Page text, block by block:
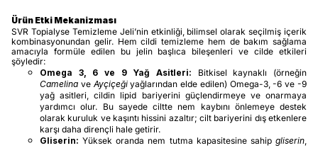
Ürün Etki Mekanizması
SVR Topialyse Temizleme Jeli’nin etkinliği, bilimsel olarak seçilmiş içerik
kombinasyonundan gelir. Hem cildi temizleme hem de bakım sağlama
amacıyla formüle edilen bu jelin başlıca bileşenleri ve cilde etkileri
şöyledir:
Omega 3, 6 ve 9 Yağ Asitleri: Bitkisel kaynaklı (örneğin
Camelina ve Ayçiçeğiyağlarından elde edilen) Omega-3, -6 ve -9
yağ asitleri, cildin lipid bariyerini güçlendirmeye ve onarmaya
yardımcı olur. Bu sayede ciltte nem kaybını önlemeye destek
olarak kuruluk ve kaşıntı hissini azaltır; cilt bariyerini dış etkenlere
karşı daha dirençli hale getirir.
Gliserin: Yüksek oranda nem tutma kapasitesine sahip gliserin